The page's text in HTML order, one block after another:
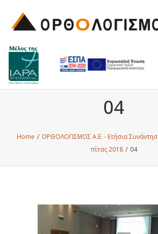
04
Home / ΟΡΘΟΛΟΓΙΣΜΟΣ Α.Ε. - Ετήσια
πίτας 2018 / 04